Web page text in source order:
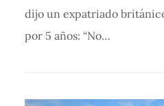
dijo un expatriado
por 5 años: “No…